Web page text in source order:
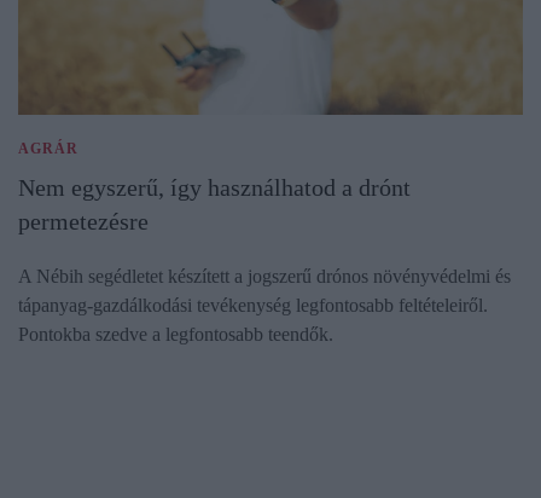
AGRÁR
Nem egyszerű, így használhatod a drónt
permetezésre
A Nébih segédletet készített a jogszerű drónos növényvédelmi és
tápanyag-gazdálkodási tevékenység legfontosabb feltételeiről.
Pontokba szedve a legfontosabb teendők.